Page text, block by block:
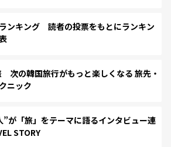
ンキング 読者の投票をもとにランキン
次の韓国旅行がもっと楽しくなる 旅先・
ニック
”が「旅」をテーマに語るインタビュー連
STORY